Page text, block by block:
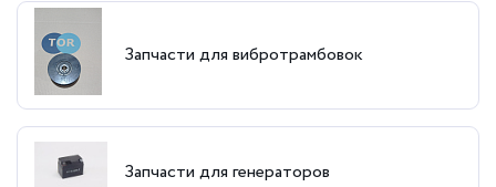
Запчасти для вибротрамбовок
Запчасти для генераторов